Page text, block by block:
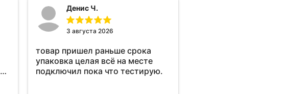
Денис Ч.
3 августа 2026
товар пришел раньше срока
упаковка целая всё на месте
подключил пока что тестирую.